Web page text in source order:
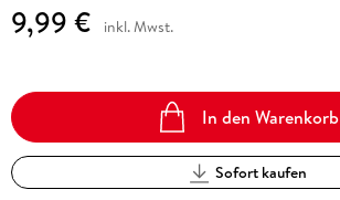
9,99 € inkl. Mwst.
In den Warenkorb
Sofort kaufen